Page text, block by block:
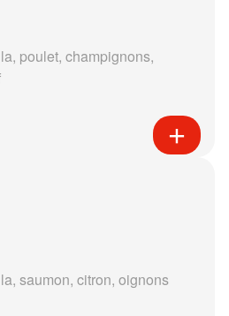
poulet, champignons,
saumon, citron, oignons